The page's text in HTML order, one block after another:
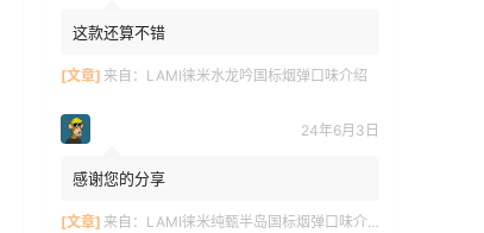
这款还算不错
[文章] 来自： LAMI徕米水龙吟国标烟弹口味介绍
24年6月3日
感谢您的分享
[文章] 来自： LAMI徕米纯甄半岛国标烟弹口味介绍